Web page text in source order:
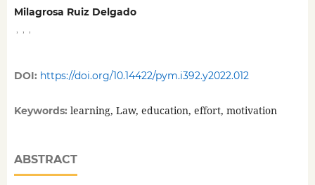
Milagrosa Ruiz Delgado
DOI: https://doi.org/10.14422/pym.i392.y2022.012
Keywords: learning, Law, education, effort, motivation
ABSTRACT